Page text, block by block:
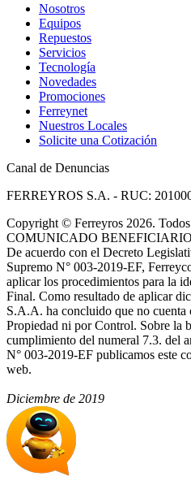
Nosotros
Equipos
Repuestos
Servicios
Tecnología
Novedades
Promociones
Ferreynet
Nuestros Locales
Solicite una Cotización
Canal de Denuncias
FERREYROS S.A. - RUC:
Copyright © Ferreyros 2026.
COMUNICADO
De acuerdo con el Decreto
Supremo N° 003-2019-EF,
aplicar los procedimientos para la
Final. Como resultado de aplicar
S.A.A. ha concluido que no
Propiedad ni por Control. Sobre la
cumplimiento del numeral 7.3. del
N° 003-2019-EF publicamos este
web.
Diciembre de 2019